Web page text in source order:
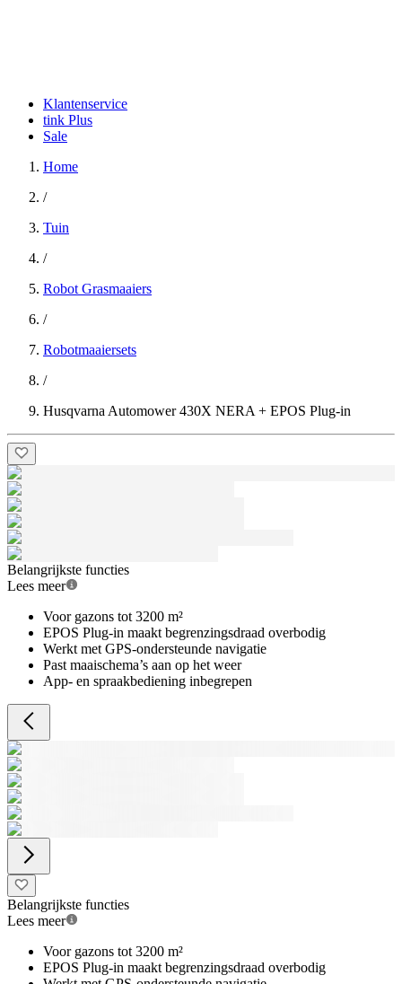
Klantenservice
tink Plus
Sale
Home
/
Tuin
/
Robot Grasmaaiers
/
Robotmaaiersets
/
Husqvarna Automower 430X NERA + EPOS Plug-in
Belangrijkste functies
Lees meer
Voor gazons tot 3200 m²
EPOS Plug-in maakt begrenzingsdraad overbodig
Werkt met GPS-ondersteunde navigatie
Past maaischema’s aan op het weer
App- en spraakbediening inbegrepen
Belangrijkste functies
Lees meer
Voor gazons tot 3200 m²
EPOS Plug-in maakt begrenzingsdraad overbodig